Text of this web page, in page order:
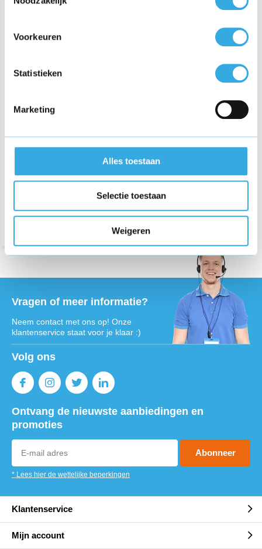
Voorkeuren
Statistieken
Marketing
Alles toestaan
Selectie toestaan
Weigeren
Oplader voor Rockrider st
mountainbike
Bezorging op maandag of
Vragen of meer informatie?
Neem contact met ons op! Onze
klantenservice staat voor je klaar :)
Volg ons
Ontvang de nieuwste aanbiedingen en
promoties
Abonneer
* Lees hier de wettelijke beperkingen
Klantenservice
Mijn account